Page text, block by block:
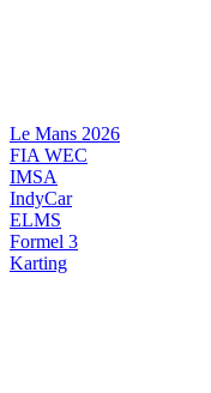
Le Mans 2026
FIA WEC
IMSA
IndyCar
ELMS
Formel 3
Karting